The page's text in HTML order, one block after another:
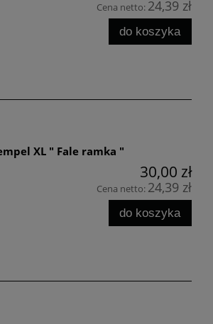
Cena netto: 24,39 zł
do koszyka
XL " Fale ramka "
30,00 zł
Cena netto: 24,39 zł
do koszyka